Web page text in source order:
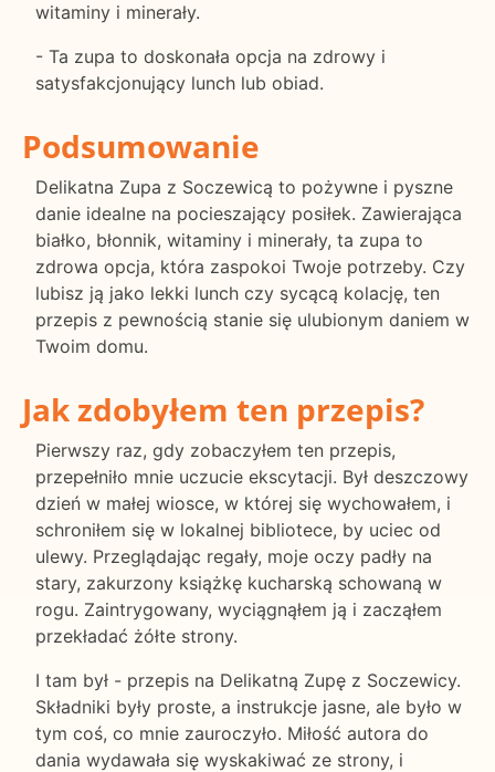
witaminy i minerały.
- Ta zupa to doskonała opcja na zdrowy i
satysfakcjonujący lunch lub obiad.
Podsumowanie
Delikatna Zupa z Soczewicą to pożywne i pyszne
danie idealne na pocieszający posiłek. Zawierająca
białko, błonnik, witaminy i minerały, ta zupa to
zdrowa opcja, która zaspokoi Twoje potrzeby. Czy
lubisz ją jako lekki lunch czy sycącą kolację, ten
przepis z pewnością stanie się ulubionym daniem w
Twoim domu.
Jak zdobyłem ten przepis?
Pierwszy raz, gdy zobaczyłem ten przepis,
przepełniło mnie uczucie ekscytacji. Był deszczowy
dzień w małej wiosce, w której się wychowałem, i
schroniłem się w lokalnej bibliotece, by uciec od
ulewy. Przeglądając regały, moje oczy padły na
stary, zakurzony książkę kucharską schowaną w
rogu. Zaintrygowany, wyciągnąłem ją i zacząłem
przekładać żółte strony.
I tam był - przepis na Delikatną Zupę z Soczewicy.
Składniki były proste, a instrukcje jasne, ale było w
tym coś, co mnie zauroczyło. Miłość autora do
dania wydawała się wyskakiwać ze strony, i